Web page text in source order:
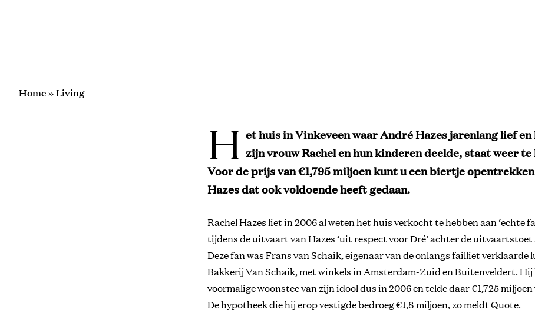
Home»Living
H et huis in Vinkeveen waar André Hazes jarenlang lief en
zijn vrouw Rachel en hun kinderen deelde, staat weer
Voor de prijs van €1,795 miljoen kunt u een biertje
Hazes dat ook voldoende heeft gedaan.
Rachel Hazes liet in 2006 al weten het huis verkocht te hebben aan ‘echte
tijdens de uitvaart van Hazes ‘uit respect voor Dré’ achter de uitvaartstoet
Deze fan was Frans van Schaik, eigenaar van de onlangs failliet verklaarde
Bakkerij Van Schaik, met winkels in Amsterdam-Zuid en Buitenveldert. Hij
voormalige woonstee van zijn idool dus in 2006 en telde daar €1,725 miljoen
De hypotheek die hij erop vestigde bedroeg €1,8 miljoen, zo meldtQuote.